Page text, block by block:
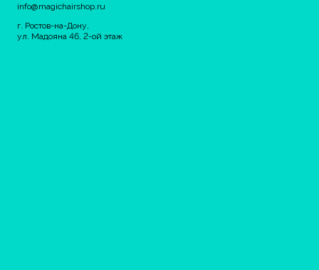
info@magichairshop.ru
г. Ростов-на-Дону,
ул. Мадояна 46, 2-ой этаж